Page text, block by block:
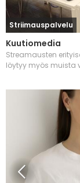
Striimauspalvelu
Kuutiomedia
Streamausten
löytyy myös muista